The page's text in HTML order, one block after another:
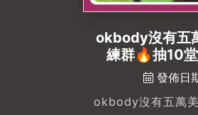
okbody沒有五
練群🔥抽10
發佈日
okbody沒有五萬